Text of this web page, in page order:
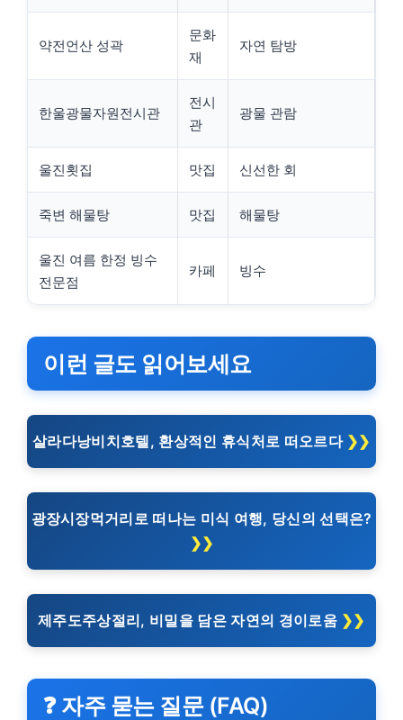
약전언산 성곽
문화
재
자연 탐방
한울광물자원전시관
전시
관
광물 관람
울진횟집 맛집 신선한 회
죽변 해물탕 맛집 해물탕
울진 여름 한정 빙수
전문점
카페 빙수
이런 글도 읽어보세요
살라다낭비치호텔, 환상적인 휴식처로 떠오르다
광장시장먹거리로 떠나는 미식 여행, 당신의 선택은?
제주도주상절리, 비밀을 담은 자연의 경이로움
❓ 자주 묻는 질문 (FAQ)